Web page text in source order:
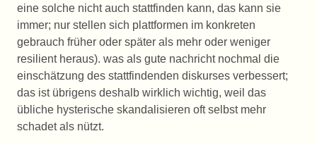
eine solche nicht auch stattfinden kann, das kann sie
immer; nur stellen sich plattformen im konkreten
gebrauch früher oder später als mehr oder weniger
resilient heraus). was als gute nachricht nochmal die
einschätzung des stattfindenden diskurses verbessert;
das ist übrigens deshalb wirklich wichtig, weil das
übliche hysterische skandalisieren oft selbst mehr
schadet als nützt.